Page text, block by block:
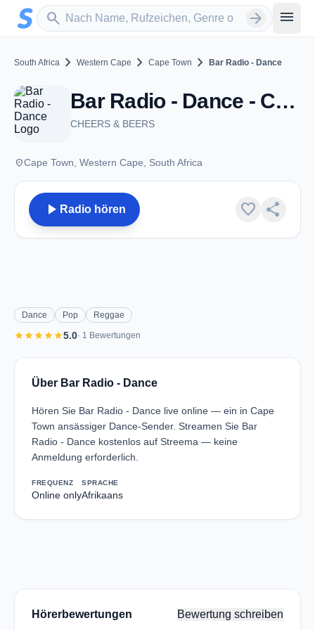
Zum Hauptinhalt springen
search
Sender suchen arrow_forward menu
South Africa chevron_right Western Cape chevron_right Cape Town chevron_right Bar Radio - Dance
Bar Radio - Dance - Cape Town
CHEERS & BEERS
placeCape Town, Western Cape, South Africa
play_arrow Radio hören favorite share
Dance Pop Reggae
starstarstarstarstar5.0· 1 Bewertungen
Über Bar Radio - Dance
Hören Sie Bar Radio - Dance live online — ein in Cape
Town ansässiger Dance-Sender. Streamen Sie Bar
Radio - Dance kostenlos auf Streema — keine
Anmeldung erforderlich.
FREQUENZ
Online only
SPRACHE
Afrikaans
Hörerbewertungen Bewertung schreiben